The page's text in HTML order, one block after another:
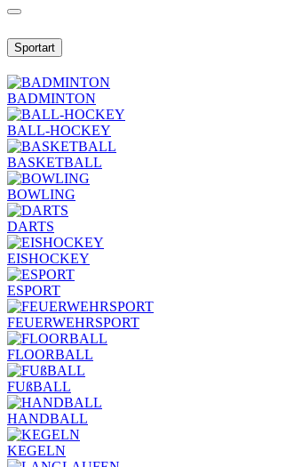
Sportart
BADMINTON
BALL-HOCKEY
BASKETBALL
BOWLING
DARTS
EISHOCKEY
ESPORT
FEUERWEHRSPORT
FLOORBALL
FUßBALL
HANDBALL
KEGELN